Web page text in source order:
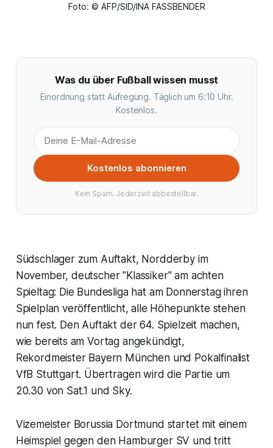
Foto: © AFP/SID/INA FASSBENDER
Was du über Fußball wissen musst
Einordnung statt Aufregung. Täglich um 6:10 Uhr.
Kostenlos.
Kostenlos abonnieren
Kein Spam. Jederzeit abbestellbar.
Südschlager zum Auftakt, Nordderby im
November, deutscher "Klassiker" am achten
Spieltag: Die Bundesliga hat am Donnerstag ihren
Spielplan veröffentlicht, alle Höhepunkte stehen
nun fest. Den Auftakt der 64. Spielzeit machen,
wie bereits am Vortag angekündigt,
Rekordmeister Bayern München und Pokalfinalist
VfB Stuttgart. Übertragen wird die Partie um
20.30 von Sat.1 und Sky.
Vizemeister Borussia Dortmund startet mit einem
Heimspiel gegen den Hamburger SV und tritt